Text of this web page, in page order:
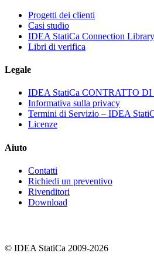
Progetti dei clienti
Casi studio
IDEA StatiCa Connection Library
Libri di verifica
Legale
IDEA StatiCa CONTRATTO
Informativa sulla privacy
Termini di Servizio – IDEA
Licenze
Aiuto
Contatti
Richiedi un preventivo
Rivenditori
Download
© IDEA StatiCa 2009-2026